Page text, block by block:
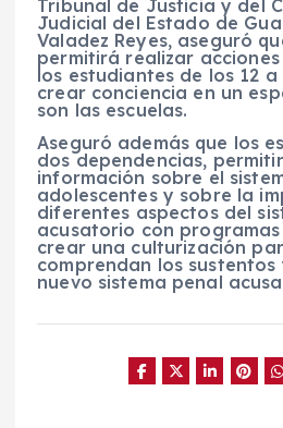
Tribunal de Justicia y del
Judicial del Estado de
Valadez Reyes, aseguró
permitirá realizar
los estudiantes de los 12
crear conciencia en un
son las escuelas.
Aseguró además que los
dos dependencias,
información sobre el
adolescentes y sobre la
diferentes aspectos del
acusatorio con
crear una culturización
comprendan los
nuevo sistema penal